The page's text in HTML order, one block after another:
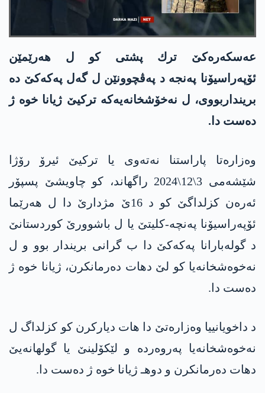
عه‌سكه‌ره‌كێ ترك پشتی كو ل هه‌رێمێن
ئۆپه‌راسیۆنا په‌نجه‌ د په‌ڤچوونێن ل گه‌ل په‌كه‌كێ ده‌
برینداربووی، ل نه‌خۆشخانه‌یه‌كه‌ تركیێ ژیانا خوه‌ ژ
ده‌ست دا.
وه‌زاره‌تا پاراستنا نه‌ته‌وی یا تركیێ ئیرۆ رۆژا
شێشه‌می 3\12\2024 راگهاند، کو چاویشێ پسپۆر
ئەرەن کزلداگێ کو د 16ێ مژدارێ دا ل هەرێما
ئۆپەراسیۆنا پەنچە-کلیتێ یا ل باشوورێ كوردستانێ
د گولەبارانا په‌كه‌كێ دا ب گرانی بریندار بوو و ل
نەخوەشخانەیا کو لێ دهات دەرمانکرن، ژیانا خوه‌ ژ
ده‌ست دا.
د داخویانییا وەزارەتێ دا هات دیارکرن کو کزلداگ ل
نەخوەشخانەیا پەروەردە و لێکۆلینێ یا گولهانەیێ
دهات دەرمانکرن و دوهـ ژیانا خوه‌ ژ ده‌ست دا.